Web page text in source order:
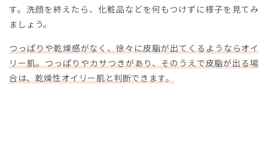
す。洗顔を終えたら、化粧品などを何もつけずに様子を見てみ
ましょう。
つっぱりや乾燥感がなく、徐々に皮脂が出てくるようならオイ
リー肌。つっぱりやカサつきがあり、そのうえで皮脂が出る場
合は、乾燥性オイリー肌と判断できます。